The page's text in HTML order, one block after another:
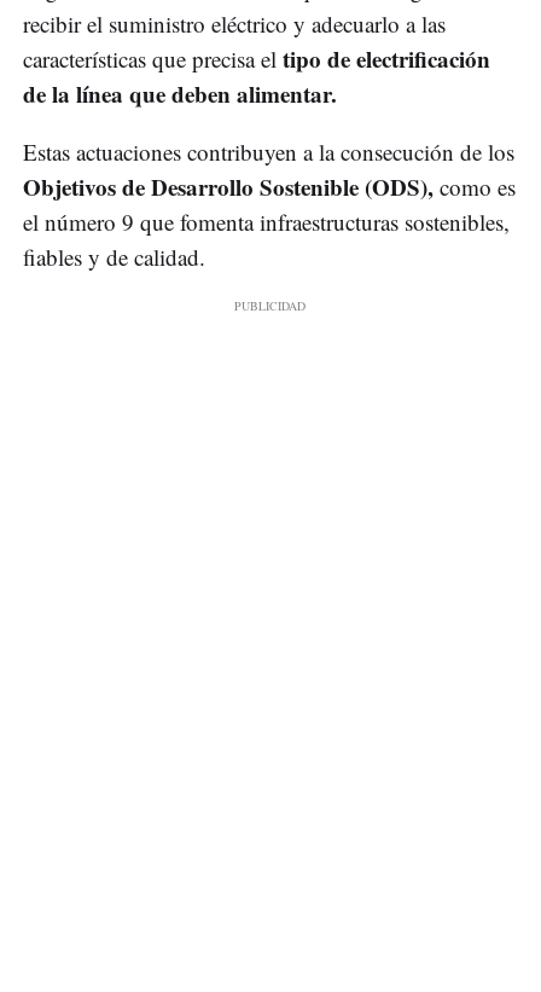
recibir el suministro eléctrico y adecuarlo a las
características que precisa el tipo de electrificación
de la línea que deben alimentar.
Estas actuaciones contribuyen a la consecución de los
Objetivos de Desarrollo Sostenible (ODS), como es
el número 9 que fomenta infraestructuras sostenibles,
fiables y de calidad.